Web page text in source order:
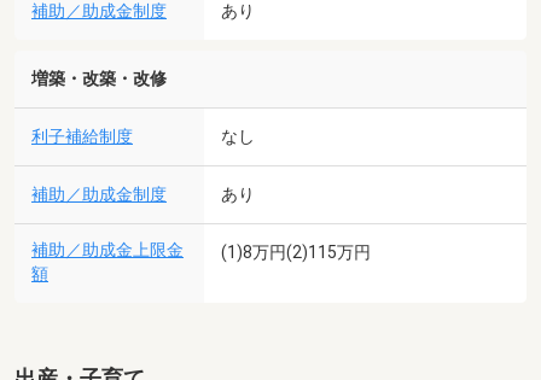
補助／助成金制度 あり
増築・改築・改修
利子補給制度 なし
補助／助成金制度 あり
補助／助成金上限金
額
(1)8万円(2)115万円